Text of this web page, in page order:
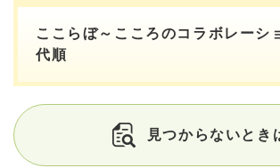
ここらぼ～こころのコラボレーシ
代順
見つからないとき